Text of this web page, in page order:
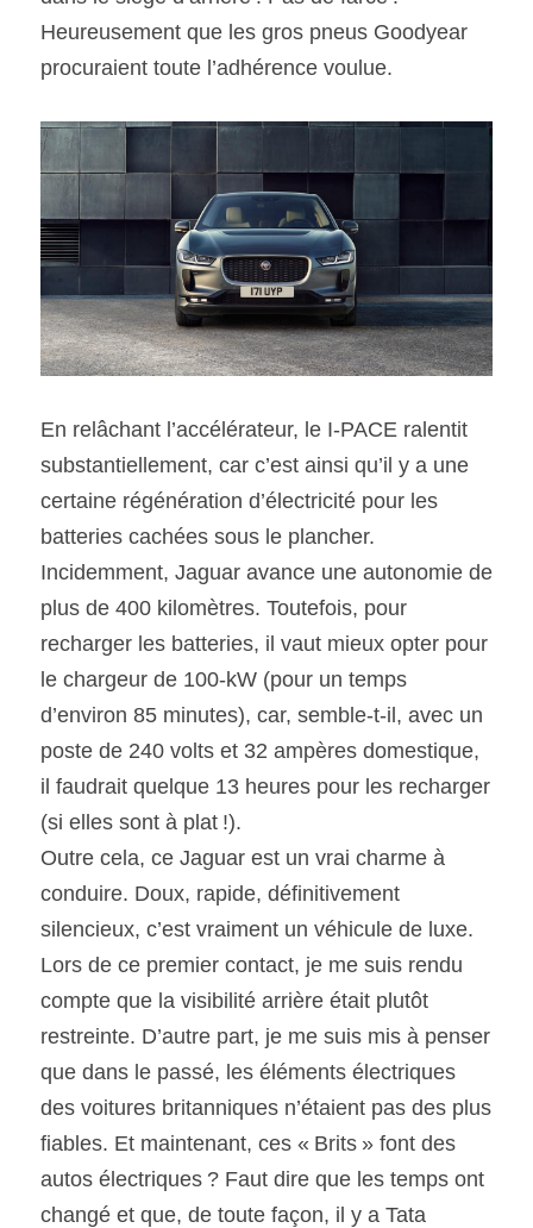
Heureusement que les gros pneus Goodyear
procuraient toute l’adhérence voulue.
En relâchant l’accélérateur, le I-PACE ralentit
substantiellement, car c’est ainsi qu’il y a une
certaine régénération d’électricité pour les
batteries cachées sous le plancher.
Incidemment, Jaguar avance une autonomie de
plus de 400 kilomètres. Toutefois, pour
recharger les batteries, il vaut mieux opter pour
le chargeur de 100-kW (pour un temps
d’environ 85 minutes), car, semble-t-il, avec un
poste de 240 volts et 32 ampères domestique,
il faudrait quelque 13 heures pour les recharger
(si elles sont à plat !).
Outre cela, ce Jaguar est un vrai charme à
conduire. Doux, rapide, définitivement
silencieux, c’est vraiment un véhicule de luxe.
Lors de ce premier contact, je me suis rendu
compte que la visibilité arrière était plutôt
restreinte. D’autre part, je me suis mis à penser
que dans le passé, les éléments électriques
des voitures britanniques n’étaient pas des plus
fiables. Et maintenant, ces « Brits » font des
autos électriques ? Faut dire que les temps ont
changé et que, de toute façon, il y a Tata